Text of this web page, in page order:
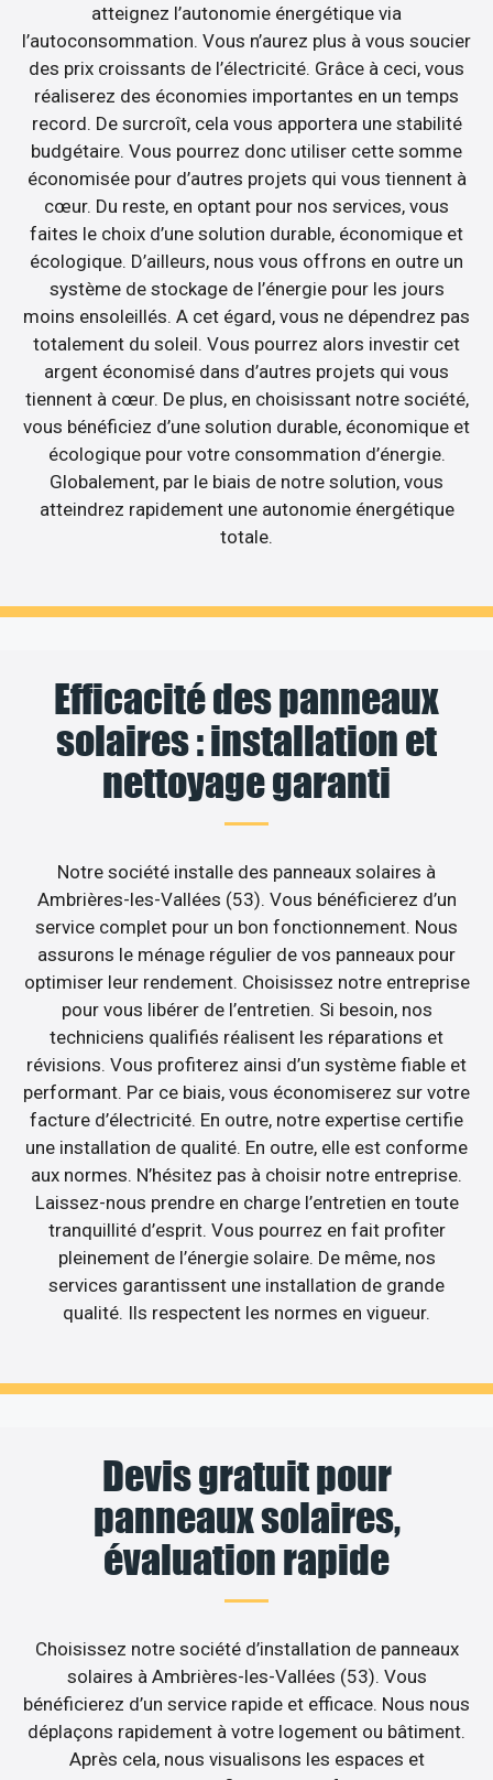
atteignez l’autonomie énergétique via
l’autoconsommation. Vous n’aurez plus à vous soucier
des prix croissants de l’électricité. Grâce à ceci, vous
réaliserez des économies importantes en un temps
record. De surcroît, cela vous apportera une stabilité
budgétaire. Vous pourrez donc utiliser cette somme
économisée pour d’autres projets qui vous tiennent à
cœur. Du reste, en optant pour nos services, vous
faites le choix d’une solution durable, économique et
écologique. D’ailleurs, nous vous offrons en outre un
système de stockage de l’énergie pour les jours
moins ensoleillés. A cet égard, vous ne dépendrez pas
totalement du soleil. Vous pourrez alors investir cet
argent économisé dans d’autres projets qui vous
tiennent à cœur. De plus, en choisissant notre société,
vous bénéficiez d’une solution durable, économique et
écologique pour votre consommation d’énergie.
Globalement, par le biais de notre solution, vous
atteindrez rapidement une autonomie énergétique
totale.
Efficacité des panneaux
solaires : installation et
nettoyage garanti
Notre société installe des panneaux solaires à
Ambrières-les-Vallées (53). Vous bénéficierez d’un
service complet pour un bon fonctionnement. Nous
assurons le ménage régulier de vos panneaux pour
optimiser leur rendement. Choisissez notre entreprise
pour vous libérer de l’entretien. Si besoin, nos
techniciens qualifiés réalisent les réparations et
révisions. Vous profiterez ainsi d’un système fiable et
performant. Par ce biais, vous économiserez sur votre
facture d’électricité. En outre, notre expertise certifie
une installation de qualité. En outre, elle est conforme
aux normes. N’hésitez pas à choisir notre entreprise.
Laissez-nous prendre en charge l’entretien en toute
tranquillité d’esprit. Vous pourrez en fait profiter
pleinement de l’énergie solaire. De même, nos
services garantissent une installation de grande
qualité. Ils respectent les normes en vigueur.
Devis gratuit pour
panneaux solaires,
évaluation rapide
Choisissez notre société d’installation de panneaux
solaires à Ambrières-les-Vallées (53). Vous
bénéficierez d’un service rapide et efficace. Nous nous
déplaçons rapidement à votre logement ou bâtiment.
Après cela, nous visualisons les espaces et